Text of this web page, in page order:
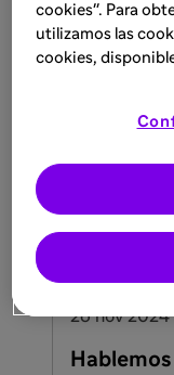
Simposio
de la AEG
vídeos el
EVENTO
26 nov 2024
cookies". Para
utilizamos las
cookies,